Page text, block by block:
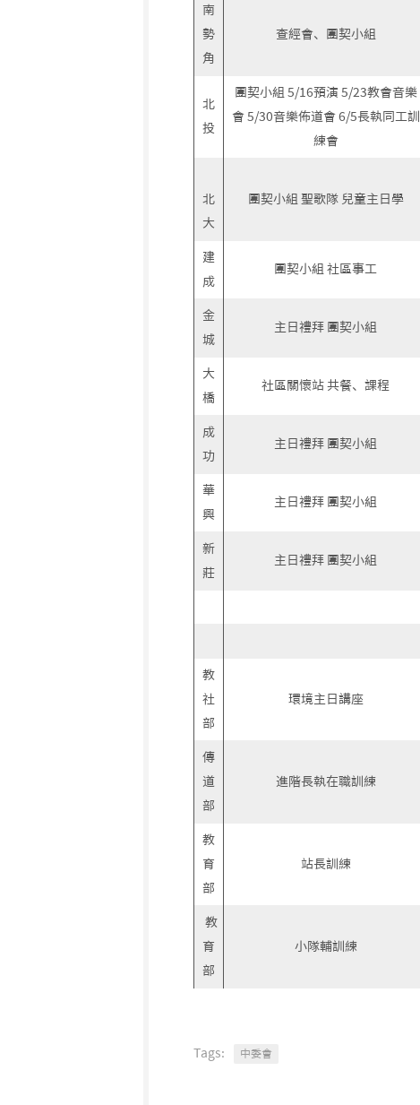
南
勢
角
查經會、團契小組
北
投
團契小組 5/16預演 5/23教會音樂
會 5/30音樂佈道會 6/5長執同工訓
練會
北
大
團契小組 聖歌隊 兒童主日學
建
成
團契小組 社區事工
金
城
主日禮拜 團契小組
大
橋
社區關懷站 共餐、課程
成
功
主日禮拜 團契小組
華
興
主日禮拜 團契小組
新
莊
主日禮拜 團契小組
教
社
部
環境主日講座
傳
道
部
進階長執在職訓練
教
育
部
站長訓練
教
育
部
小隊輔訓練
Tags: 中委會